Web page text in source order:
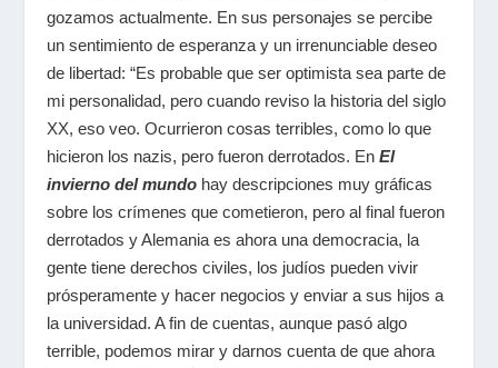
gozamos actualmente. En sus personajes se percibe
un sentimiento de esperanza y un irrenunciable deseo
de libertad: “Es probable que ser optimista sea parte de
mi personalidad, pero cuando reviso la historia del siglo
XX, eso veo. Ocurrieron cosas terribles, como lo que
hicieron los nazis, pero fueron derrotados. EnEl
invierno del mundo hay descripciones muy gráficas
sobre los crímenes que cometieron, pero al final fueron
derrotados y Alemania es ahora una democracia, la
gente tiene derechos civiles, los judíos pueden vivir
prósperamente y hacer negocios y enviar a sus hijos a
la universidad. A fin de cuentas, aunque pasó algo
terrible, podemos mirar y darnos cuenta de que ahora